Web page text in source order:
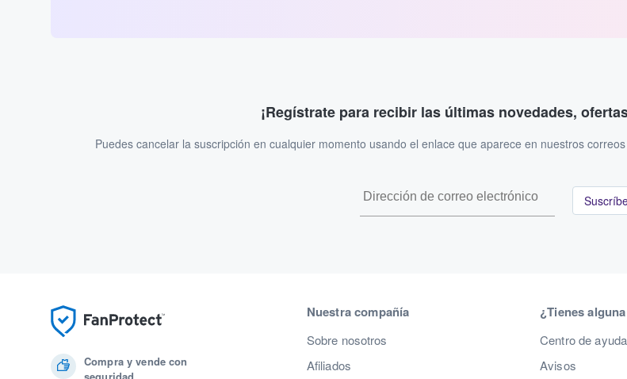
¡Regístrate para recibir las últimas novedades,
Puedes cancelar la suscripción en cualquier momento usando el enlace que aparece en nuestros
Compra y vende con
Nuestra compañía
Sobre nosotros
Afiliados
¿Tienes
Centro de ayuda
Avisos